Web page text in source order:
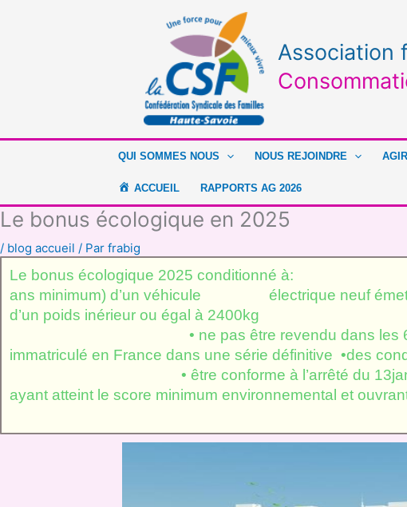
Association
QUI SOMMES NOUS NOUS REJOINDRE
ACCUEIL RAPPORTS AG 2026
Le bonus écologique en 2025
/ blog accueil / Par frabig
Le bonus écologique 2025 conditionné
ans minimum) d’un véhicule électrique neuf
d’un poids inérieur ou égal à
• ne pas être revendu dans les 6
immatriculé en France dans une série
• être conforme à l’arrêté du 13janvier
ayant atteint le score minimum environnemental et